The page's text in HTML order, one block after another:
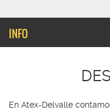
INFO
En Atex-Delvalle